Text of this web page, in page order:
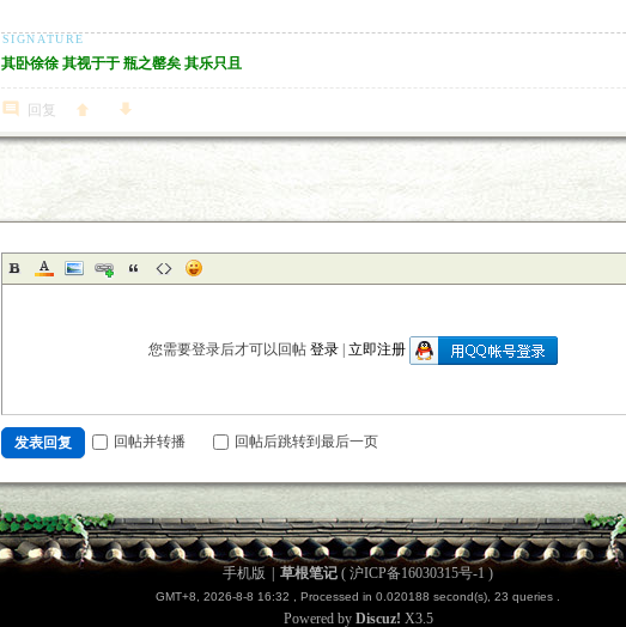
其卧徐徐 其视于于 瓶之罄矣 其乐只且
回复
您需要登录后才可以回帖 登录| 立即注册
发表回复 回帖并转播 回帖后跳转到最后一页
手机版 草根笔记 ( 沪ICP备16030315号-1)
GMT+8, 2026-8-8 16:32 , Processed in 0.020188 second(s), 23 queries .
Powered by Discuz! X3.5